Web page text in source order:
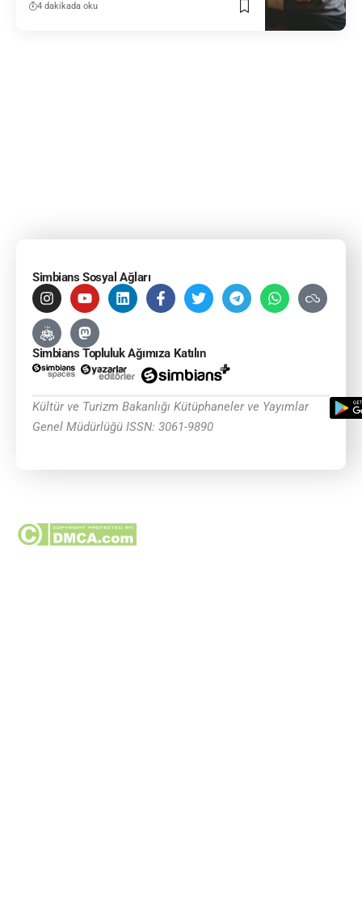
4 dakikada oku
Simbians Sosyal Ağları
Simbians Topluluk Ağımıza Katılın
Kültür ve Turizm Bakanlığı Kütüphaneler ve Yayımlar
Genel Müdürlüğü ISSN: 3061-9890